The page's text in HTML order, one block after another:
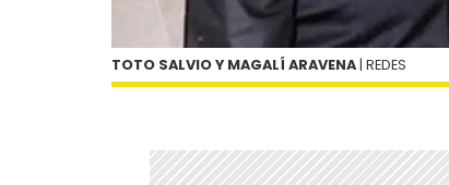
TOTO SALVIO Y MAGALÍ ARAVENA | REDES